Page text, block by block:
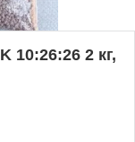
10:26:26 2 кг,